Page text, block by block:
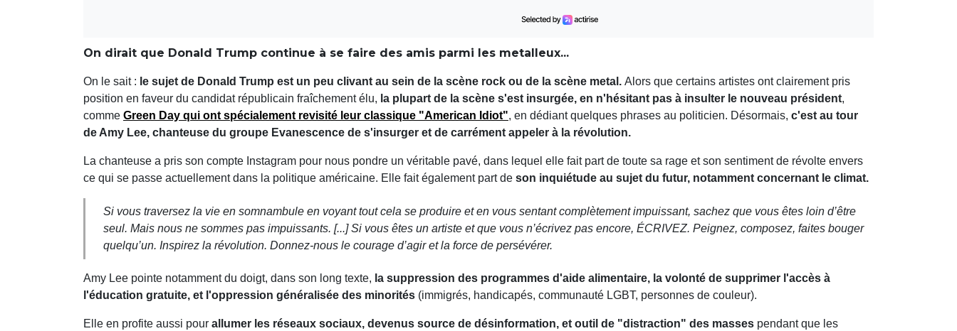
On dirait que Donald Trump continue à se faire des amis parmi les metalleux...
On le sait : le sujet de Donald Trump est un peu clivant au sein de la scène rock ou de la scène metal. Alors que certains artistes ont clairement pris
position en faveur du candidat républicain fraîchement élu, la plupart de la scène s'est insurgée, en n'hésitant pas à insulter le nouveau président,
comme Green Day qui ont spécialement revisité leur classique "American Idiot", en dédiant quelques phrases au politicien. Désormais, c'est au tour
de Amy Lee, chanteuse du groupe Evanescence de s'insurger et de carrément appeler à la révolution.
La chanteuse a pris son compte Instagram pour nous pondre un véritable pavé, dans lequel elle fait part de toute sa rage et son sentiment de révolte envers
ce qui se passe actuellement dans la politique américaine. Elle fait également part de son inquiétude au sujet du futur, notamment concernant le climat.
Si vous traversez la vie en somnambule en voyant tout cela se produire et en vous sentant complètement impuissant, sachez que vous êtes loin d’être
seul. Mais nous ne sommes pas impuissants. [...] Si vous êtes un artiste et que vous n’écrivez pas encore, ÉCRIVEZ. Peignez, composez, faites bouger
quelqu’un. Inspirez la révolution. Donnez-nous le courage d’agir et la force de persévérer.
Amy Lee pointe notamment du doigt, dans son long texte, la suppression des programmes d'aide alimentaire, la volonté de supprimer l'accès à
l'éducation gratuite, et l'oppression généralisée des minorités (immigrés, handicapés, communauté LGBT, personnes de couleur).
Elle en profite aussi pour allumer les réseaux sociaux, devenus source de désinformation, et outil de "distraction" des masses pendant que les